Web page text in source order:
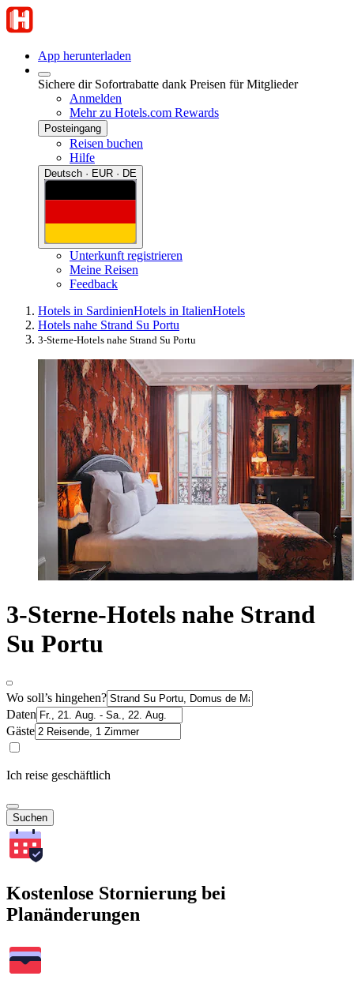
App herunterladen
Sichere dir Sofortrabatte dank Preisen für Mitglieder
Anmelden
Mehr zu Hotels.com Rewards
Posteingang
Reisen buchen
Hilfe
Deutsch · EUR · DE
Unterkunft registrieren
Meine Reisen
Feedback
Hotels in SardinienHotels in ItalienHotels
Hotels nahe Strand Su Portu
3-Sterne-Hotels nahe Strand Su Portu
3-Sterne-Hotels nahe Strand
Su Portu
Wo soll’s hingehen?
Daten
Gäste
Ich reise geschäftlich
Suchen
Kostenlose Stornierung bei
Planänderungen